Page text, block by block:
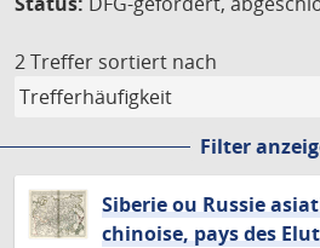
2 Treffer sortiert nach
Filter
Siberie ou Russie
chinoise, pays des